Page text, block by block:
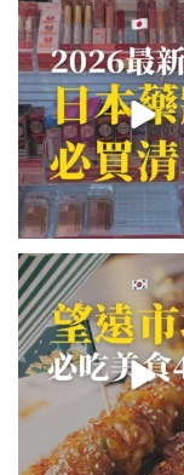
2026🇯🇵日本藥妝店
日本最近紅什
118
\🇰🇷韓國望遠市場4
😋/
💭留言「望遠市場」傳
337